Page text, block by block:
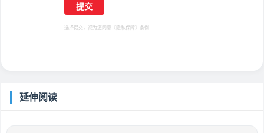
选择提交，视为您同意 《隐私保障》 条例
延伸阅读